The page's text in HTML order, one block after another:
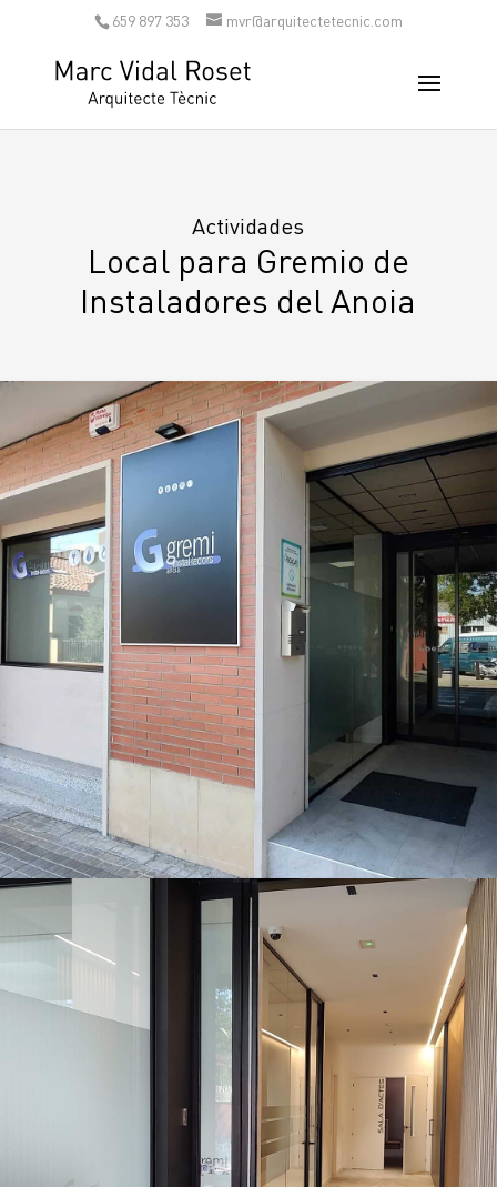
659 897 353 mvr@arquitectetecnic.com
Actividades
Local para Gremio de
Instaladores del Anoia